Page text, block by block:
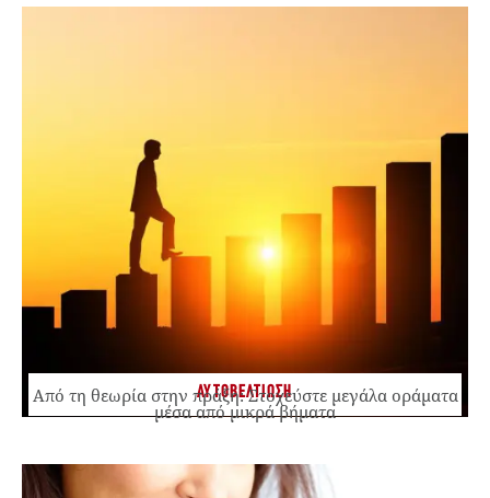
ΑΥΤΟΒΕΛΤΙΩΣΗ
Από τη θεωρία στην πράξη: Στοχεύστε μεγάλα οράματα
μέσα από μικρά βήματα